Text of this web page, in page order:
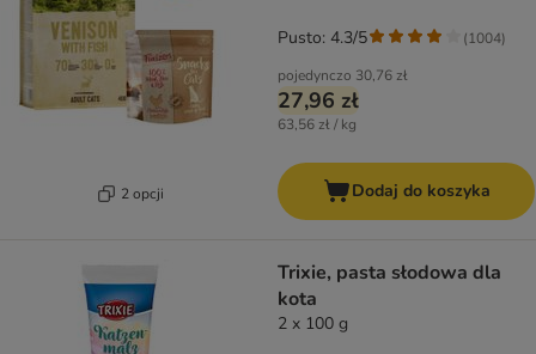
2 opcji
pojedynczo 30,76 zł
27,96 zł
63,56 zł / kg
Pusto: 4.3/5 (1004)
Dodaj do koszyka
Trixie, pasta słodowa dla
kota
2 x 100 g